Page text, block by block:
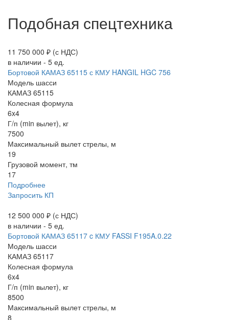
Подобная спецтехника
11 750 000 ₽ (с НДС)
в наличии - 5 ед.
Бортовой КАМАЗ 65115 с КМУ HANGIL HGC 756
Модель шасси
КАМАЗ 65115
Колесная формула
6x4
Г/п (min вылет), кг
7500
Максимальный вылет стрелы, м
19
Грузовой момент, тм
17
Подробнее
Запросить КП
12 500 000 ₽ (с НДС)
в наличии - 5 ед.
Бортовой КАМАЗ 65117 c КМУ FASSI F195A.0.22
Модель шасси
КАМАЗ 65117
Колесная формула
6x4
Г/п (min вылет), кг
8500
Максимальный вылет стрелы, м
8